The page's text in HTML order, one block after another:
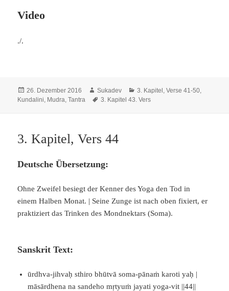
Video
./.
Veröffentlicht
am
26. Dezember 2016 Autor
Sukadev Kategorien
3. Kapitel, Verse 41-50,
Kundalini, Mudra, Tantra
Schlagwörter
3. Kapitel 43. Vers
3. Kapitel, Vers 44
Deutsche Übersetzung:
Ohne Zweifel besiegt der Kenner des Yoga den Tod in
einem Halben Monat. | Seine Zunge ist nach oben fixiert, er
praktiziert das Trinken des Mondnektars (Soma).
Sanskrit Text:
ūrdhva-jihvaḥ sthiro bhūtvā soma-pānaṁ karoti yaḥ |
māsārdhena na sandeho mṛtyuṁ jayati yoga-vit ||44||